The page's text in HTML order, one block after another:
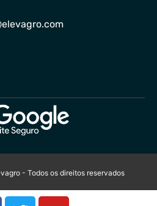
- Todos os direitos reservados